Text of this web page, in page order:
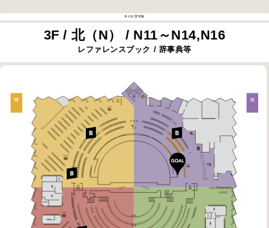
本の位置情報
3F / 北（N） / N11～N14,N16
レファレンスブック / 辞事典等